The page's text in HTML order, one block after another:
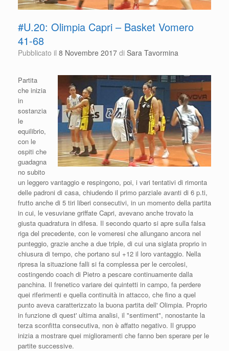
#U.20: Olimpia Capri – Basket Vomero
41-68
Pubblicato il 8 Novembre 2017 di Sara Tavormina
Partita
che inizia
in
sostanzia
le
equilibrio,
con le
ospiti che
guadagna
no subito
un leggero vantaggio e respingono, poi, i vari tentativi di rimonta
delle padroni di casa, chiudendo il primo parziale avanti di 6 p.ti,
frutto anche di 5 tiri liberi consecutivi, in un momento della partita
in cui, le vesuviane griffate Capri, avevano anche trovato la
giusta quadratura in difesa. Il secondo quarto si apre sulla falsa
riga del precedente, con le vomeresi che allungano ancora nel
punteggio, grazie anche a due triple, di cui una siglata proprio in
chiusura di tempo, che portano sul +12 il loro vantaggio. Nella
ripresa la situazione falli si fa complessa per le cercolesi,
costingendo coach di Pietro a pescare continuamente dalla
panchina. Il frenetico variare dei quintetti in campo, fa perdere
quei riferimenti e quella continuità in attacco, che fino a quel
punto aveva caratterizzato la buona partita dell' Olimpia. Proprio
in funzione di quest' ultima analisi, il "sentiment", nonostante la
terza sconfitta consecutiva, non è affatto negativo. Il gruppo
inizia a mostrare quei miglioramenti che fanno ben sperare per le
partite successive.